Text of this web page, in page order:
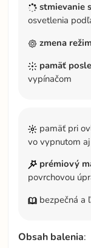
stmievanie
osvetlenia
zmena
pamäť
vypínačom
pamäť pri
vo vypnutom
prémiový
povrchovou
bezpečná a
Obsah balenia: